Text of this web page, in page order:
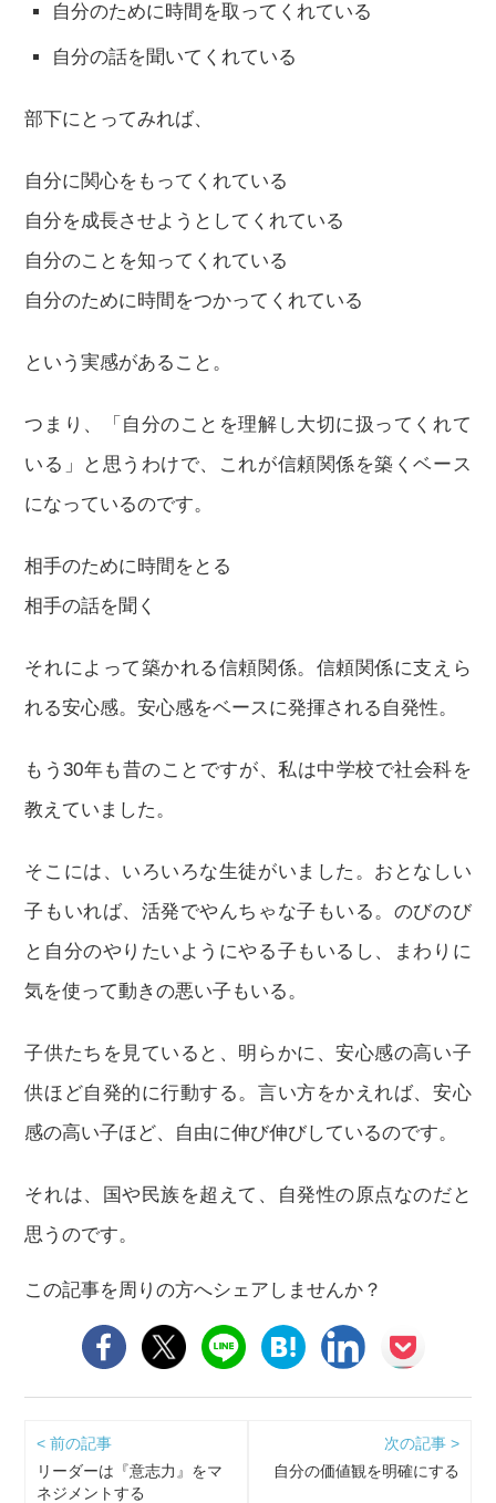
自分のために時間を取ってくれている
自分の話を聞いてくれている
部下にとってみれば、
自分に関心をもってくれている
自分を成長させようとしてくれている
自分のことを知ってくれている
自分のために時間をつかってくれている
という実感があること。
つまり、「自分のことを理解し大切に扱ってくれて
いる」と思うわけで、これが信頼関係を築くベース
になっているのです。
相手のために時間をとる
相手の話を聞く
それによって築かれる信頼関係。信頼関係に支えら
れる安心感。安心感をベースに発揮される自発性。
もう30年も昔のことですが、私は中学校で社会科を
教えていました。
そこには、いろいろな生徒がいました。おとなしい
子もいれば、活発でやんちゃな子もいる。のびのび
と自分のやりたいようにやる子もいるし、まわりに
気を使って動きの悪い子もいる。
子供たちを見ていると、明らかに、安心感の高い子
供ほど自発的に行動する。言い方をかえれば、安心
感の高い子ほど、自由に伸び伸びしているのです。
それは、国や民族を超えて、自発性の原点なのだと
思うのです。
この記事を周りの方へシェアしませんか？
< 前の記事
リーダーは『意志力』をマ
ネジメントする
次の記事 >
自分の価値観を明確にする